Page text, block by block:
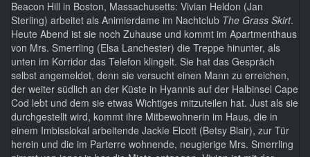
Beacon Hill in Boston, Massachusetts: Vivian Heldon (Jan
Sterling) arbeitet als Animierdame im Nachtclub The Grass Skirt.
Heute Abend ist sie noch Zuhause und kommt im Apartmenthaus
von Mrs. Smerrling (Elsa Lanchester) die Treppe hinunter, als
unten im Korridor das Telefon klingelt. Sie hat das Gespräch
selbst angemeldet, denn sie versucht einen Mann zu erreichen,
der weiter südlich an der Küste in Hyannis auf der Halbinsel Cape
Cod lebt und dem sie etwas Wichtiges mitzuteilen hat. Just als sie
durchgestellt wird, kommt ihre Mitbewohnerin im Haus, die in
einem Imbisslokal arbeitende Jackie Elcott (Betsy Blair), zur Tür
herein und die im Parterre wohnende, neugierige Mrs. Smerrling